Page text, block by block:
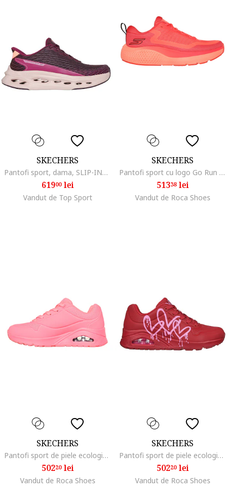
SKECHERS
Pantofi sport, dama, SLIP-INS MAX CUSHIONING GLIDE STEP 129404-BURG bordo, textil, Visiniu prafuit
61900lei
Vandut de Top Sport
SKECHERS
Pantofi sport cu logo Go Run Supersonic Max, Coral
51338lei
Vandut de Roca Shoes
SKECHERS
Pantofi sport de piele ecologica Uno Stand On Air, Coral
50220lei
Vandut de Roca Shoes
SKECHERS
Pantofi sport de piele ecologica cu imprimeu contrastant Uno Dripping, Rosu
50220lei
Vandut de Roca Shoes